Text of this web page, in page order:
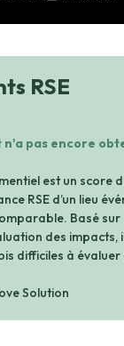
RSE
pas encore
est un score
RSE d’un lieu
Basé sur
des
difficiles à évaluer
Solution